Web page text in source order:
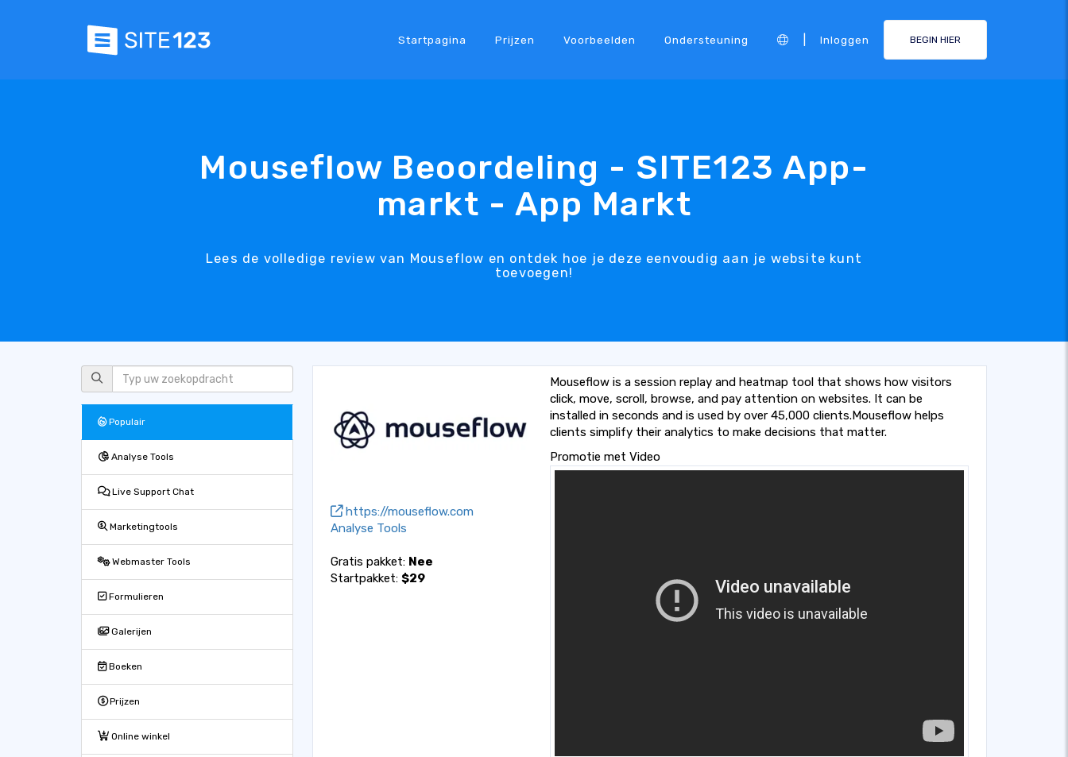
Startpagina Prijzen Voorbeelden Ondersteuning Inloggen BEGIN HIER
Mouseflow Beoordeling - SITE123 App-
markt - App Markt
Lees de volledige review van Mouseflow en ontdek hoe je deze eenvoudig aan je website kunt
toevoegen!
Populair
Analyse Tools
Live Support Chat
Marketingtools
Webmaster Tools
Formulieren
Galerijen
Boeken
Prijzen
Online winkel
https://mouseflow.com
Analyse Tools
Gratis pakket: Nee
Startpakket: $29
Mouseflow is a session replay and heatmap tool that shows how visitors
click, move, scroll, browse, and pay attention on websites. It can be
installed in seconds and is used by over 45,000 clients.Mouseflow helps
clients simplify their analytics to make decisions that matter.
Promotie met Video